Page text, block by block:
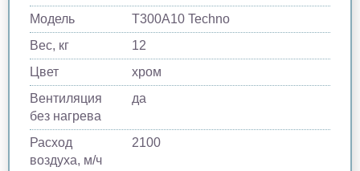
Модель
Т300A10 Techno
Вес, кг
12
Цвет
хром
Вентиляция
без нагрева
да
Расход
воздуха, м/ч
2100